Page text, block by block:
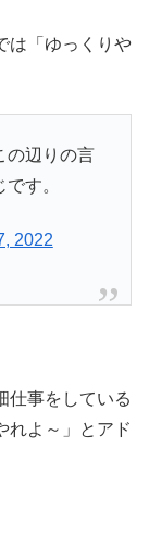
は「ゆっくりや
の辺りの言
す。
2022
仕事をしている
れよ～」とアド